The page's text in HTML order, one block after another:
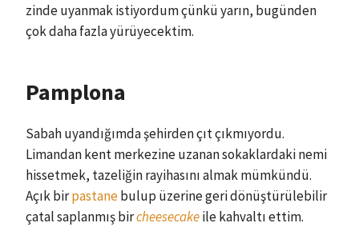
zinde uyanmak istiyordum çünkü yarın, bugünden
çok daha fazla yürüyecektim.
Pamplona
Sabah uyandığımda şehirden çıt çıkmıyordu.
Limandan kent merkezine uzanan sokaklardaki nemi
hissetmek, tazeliğin rayihasını almak mümkündü.
Açık birpastanebulup üzerine geri dönüştürülebilir
çatal saplanmış bircheesecakeile kahvaltı ettim.